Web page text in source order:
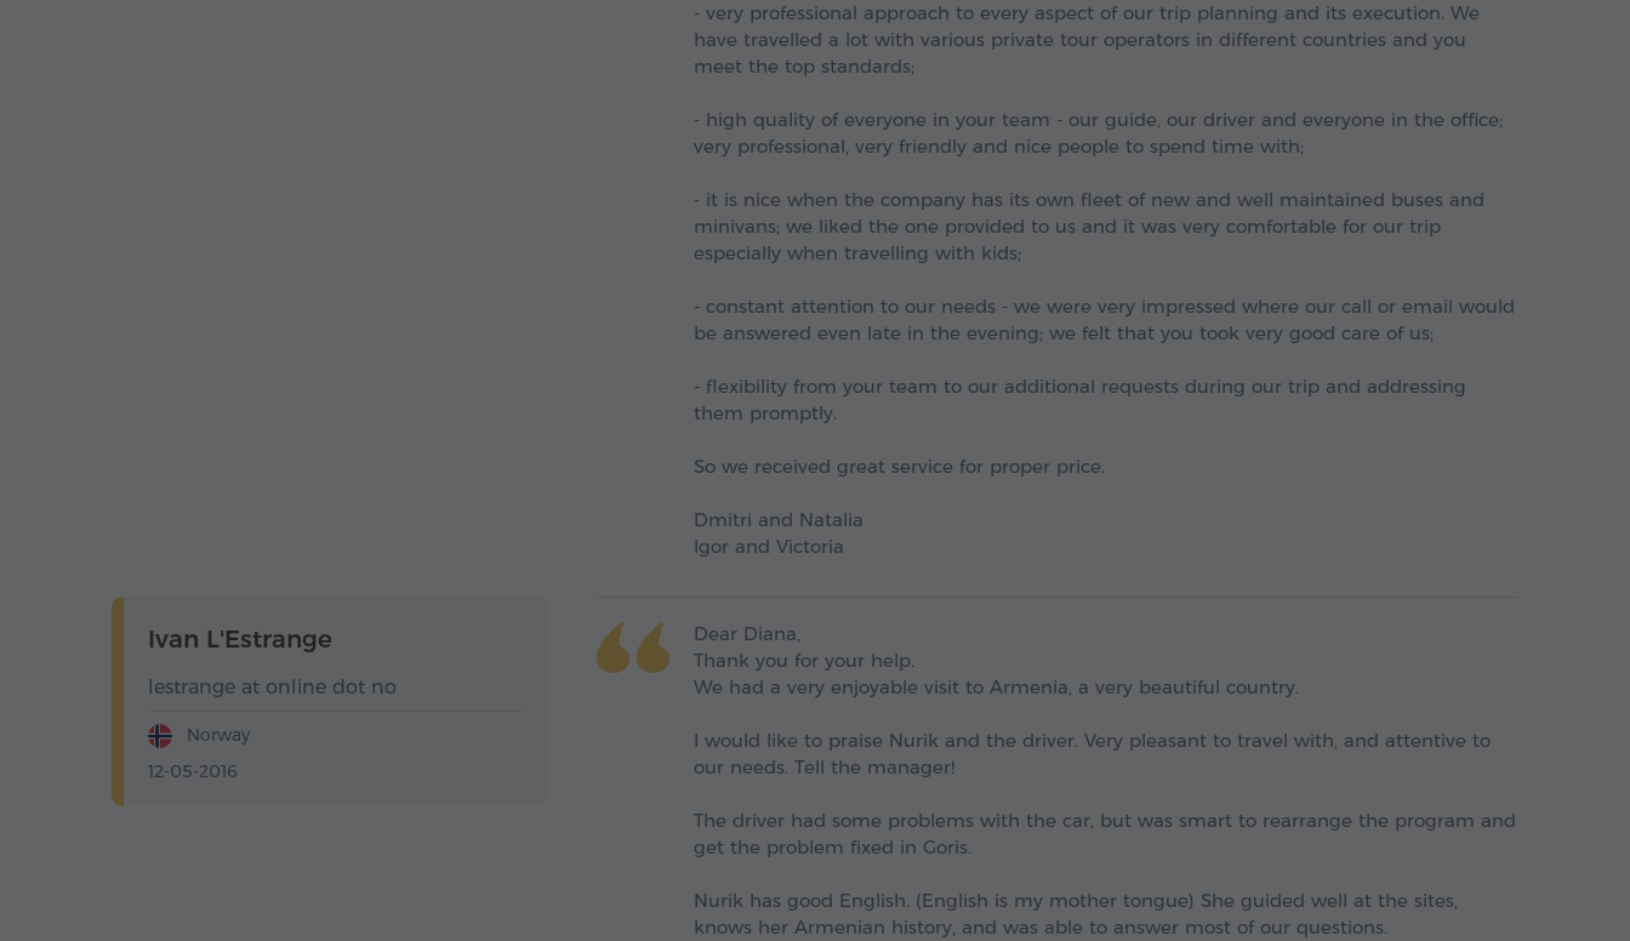
- very professional approach to every aspect of our trip planning and its execution. We
have travelled a lot with various private tour operators in different countries and you
meet the top standards;
- high quality of everyone in your team - our guide, our driver and everyone in the office;
very professional, very friendly and nice people to spend time with;
- it is nice when the company has its own fleet of new and well maintained buses and
minivans; we liked the one provided to us and it was very comfortable for our trip
especially when travelling with kids;
- constant attention to our needs - we were very impressed where our call or email would
be answered even late in the evening; we felt that you took very good care of us;
- flexibility from your team to our additional requests during our trip and addressing
them promptly.
So we received great service for proper price.
Dmitri and Natalia
Igor and Victoria
Ivan L'Estrange
lestrange at online dot no
Norway
12-05-2016
Dear Diana,
Thank you for your help.
We had a very enjoyable visit to Armenia, a very beautiful country.
I would like to praise Nurik and the driver. Very pleasant to travel with, and attentive to
our needs. Tell the manager!
The driver had some problems with the car, but was smart to rearrange the program and
get the problem fixed in Goris.
Nurik has good English. (English is my mother tongue) She guided well at the sites,
knows her Armenian history, and was able to answer most of our questions.